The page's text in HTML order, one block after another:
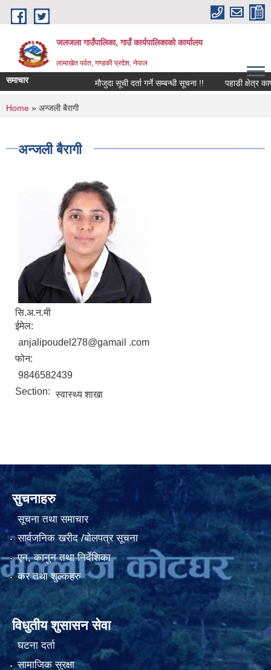
Skip to main content
जलजला गाउँपालिका, गाउँ कार्यपालिकाको कार्यालय
लामाखेत पर्वत, गण्डकी प्रदेश, नेपाल
नियमित खाेप केन्द्र विवरण
समाचार मौजुदा सूची दर्ता गर्ने सम्बन्धी सूचना !! पहाडी क्षेत्र
You are here
Home » अन्जली बैरागी
अन्जली बैरागी
सि.अ.न.मी
ईमेल:
anjalipoudel278@gamail .com
फोन:
9846582439
Section: स्वास्थ्य शाखा
सुचनाहरु
सूचना तथा समाचार
सार्वजनिक खरीद /बोलपत्र सूचना
एन, कानुन तथा निर्देशिका
कर तथा शुल्कहरु
विधुतीय शुसासन सेवा
घटना दर्ता
सामाजिक सुरक्षा